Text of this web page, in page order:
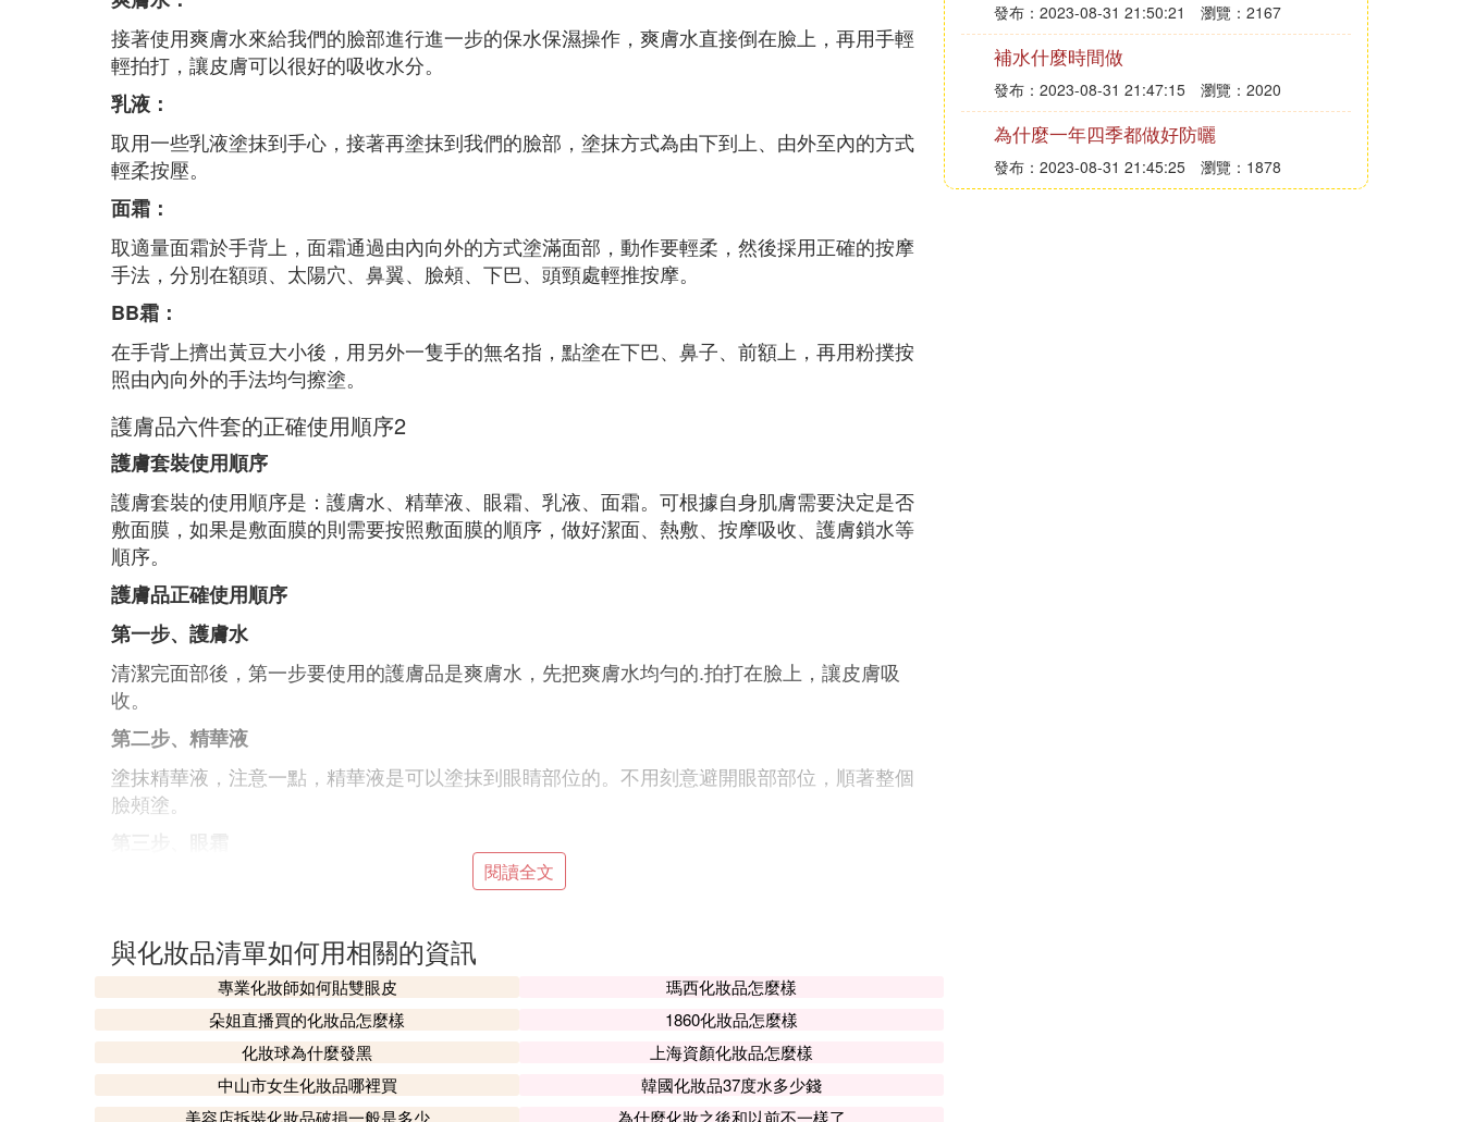
接著使用爽膚水來給我們的臉部進行進一步的保水保濕操作，爽膚水直接倒在臉上，再用手輕
輕拍打，讓皮膚可以很好的吸收水分。
乳液：
取用一些乳液塗抹到手心，接著再塗抹到我們的臉部，塗抹方式為由下到上、由外至內的方式
輕柔按壓。
面霜：
取適量面霜於手背上，面霜通過由內向外的方式塗滿面部，動作要輕柔，然後採用正確的按摩
手法，分別在額頭、太陽穴、鼻翼、臉頰、下巴、頭頸處輕推按摩。
BB霜：
在手背上擠出黃豆大小後，用另外一隻手的無名指，點塗在下巴、鼻子、前額上，再用粉撲按
照由內向外的手法均勻擦塗。
護膚品六件套的正確使用順序2
護膚套裝使用順序
護膚套裝的使用順序是：護膚水、精華液、眼霜、乳液、面霜。可根據自身肌膚需要決定是否
敷面膜，如果是敷面膜的則需要按照敷面膜的順序，做好潔面、熱敷、按摩吸收、護膚鎖水等
順序。
護膚品正確使用順序
第一步、護膚水
清潔完面部後，第一步要使用的護膚品是爽膚水，先把爽膚水均勻的.拍打在臉上，讓皮膚吸
收。
第二步、精華液
塗抹精華液，注意一點，精華液是可以塗抹到眼睛部位的。不用刻意避開眼部部位，順著整個
臉頰塗。
塗眼霜的時候，要注意控制好塗抹的面積。只塗眼睛周邊部位，不要塗到太外面去了。
不要認為塗面霜就可以不塗乳液，面霜太厚重，直接塗在臉上不好吸收，還是要塗乳液後才方
便吸收面霜。
第五步、面霜
塗完乳液後，就是塗面霜了，可以說塗面霜是最後一步了。當然具體也要看各人的膚質特性，
年輕的肌膚塗完面霜後，就可以不再塗抹護膚品了。
閱讀全文
與化妝品清單如何用相關的資訊
專業化妝師如何貼雙眼皮
瑪西化妝品怎麼樣
朵姐直播買的化妝品怎麼樣
1860化妝品怎麼樣
化妝球為什麼發黑
上海資顏化妝品怎麼樣
中山市女生化妝品哪裡買
韓國化妝品37度水多少錢
美容店拆裝化妝品破損一般是多少
為什麼化妝之後和以前不一樣了
發布：2023-08-31 21:50:21 瀏覽：2167
補水什麼時間做
發布：2023-08-31 21:47:15 瀏覽：2020
為什麼一年四季都做好防曬
發布：2023-08-31 21:45:25 瀏覽：1878